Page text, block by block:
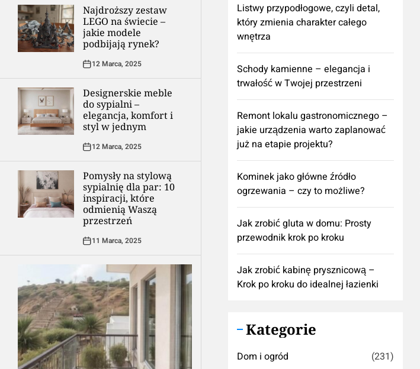
Najdroższy zestaw
LEGO na świecie –
jakie modele
podbijają rynek?
12 Marca, 2025
Designerskie meble
do sypialni –
elegancja, komfort i
styl w jednym
12 Marca, 2025
Pomysły na stylową
sypialnię dla par: 10
inspiracji, które
odmienią Waszą
przestrzeń
11 Marca, 2025
Listwy przypodłogowe, czyli detal,
który zmienia charakter całego
wnętrza
Schody kamienne – elegancja i
trwałość w Twojej przestrzeni
​Remont lokalu gastronomicznego –
jakie urządzenia warto zaplanować
już na etapie projektu?
Kominek jako główne źródło
ogrzewania – czy to możliwe?
Jak zrobić gluta w domu: Prosty
przewodnik krok po kroku
Jak zrobić kabinę prysznicową –
Krok po kroku do idealnej łazienki
Kategorie
Dom i ogród (231)